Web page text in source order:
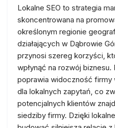
Lokalne SEO to strategia
skoncentrowana na
określonym regionie
działających w Dąbrowie
przynosi szereg korzyści,
wpłynąć na rozwój
poprawia widoczność firmy
dla lokalnych zapytań, co
potencjalnych klientów
siedziby firmy. Dzięki